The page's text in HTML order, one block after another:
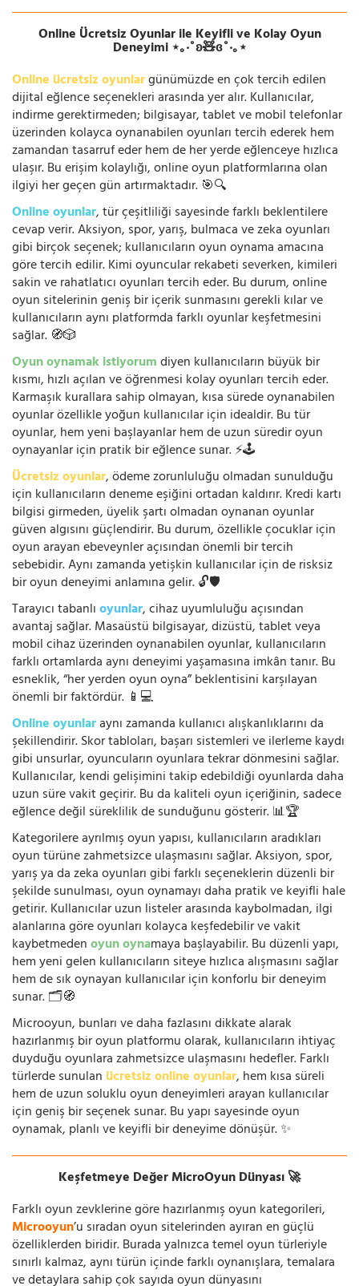
Online Ücretsiz Oyunlar ile Keyifli ve Kolay Oyun
Deneyimi ⋆｡‧˚ʚ🧸ɞ˚‧｡⋆
Online ücretsiz oyunlargünümüzde en çok tercih edilen
dijital eğlence seçenekleri arasında yer alır. Kullanıcılar,
indirme gerektirmeden; bilgisayar, tablet ve mobil telefonlar
üzerinden kolayca oynanabilen oyunları tercih ederek hem
zamandan tasarruf eder hem de her yerde eğlenceye hızlıca
ulaşır. Bu erişim kolaylığı, online oyun platformlarına olan
ilgiyi her geçen gün artırmaktadır. 🎯🔍
Online oyunlar, tür çeşitliliği sayesinde farklı beklentilere
cevap verir. Aksiyon, spor, yarış, bulmaca ve zeka oyunları
gibi birçok seçenek; kullanıcıların oyun oynama amacına
göre tercih edilir. Kimi oyuncular rekabeti severken, kimileri
sakin ve rahatlatıcı oyunları tercih eder. Bu durum, online
oyun sitelerinin geniş bir içerik sunmasını gerekli kılar ve
kullanıcıların aynı platformda farklı oyunlar keşfetmesini
sağlar. 🧭🎲
Oyun oynamak istiyorumdiyen kullanıcıların büyük bir
kısmı, hızlı açılan ve öğrenmesi kolay oyunları tercih eder.
Karmaşık kurallara sahip olmayan, kısa sürede oynanabilen
oyunlar özellikle yoğun kullanıcılar için idealdir. Bu tür
oyunlar, hem yeni başlayanlar hem de uzun süredir oyun
oynayanlar için pratik bir eğlence sunar. ⚡🕹️
Ücretsiz oyunlar, ödeme zorunluluğu olmadan sunulduğu
için kullanıcıların deneme eşiğini ortadan kaldırır. Kredi kartı
bilgisi girmeden, üyelik şartı olmadan oynanan oyunlar
güven algısını güçlendirir. Bu durum, özellikle çocuklar için
oyun arayan ebeveynler açısından önemli bir tercih
sebebidir. Aynı zamanda yetişkin kullanıcılar için de risksiz
bir oyun deneyimi anlamına gelir. 🔓🛡️
Tarayıcı tabanlıoyunlar, cihaz uyumluluğu açısından
avantaj sağlar. Masaüstü bilgisayar, dizüstü, tablet veya
mobil cihaz üzerinden oynanabilen oyunlar, kullanıcıların
farklı ortamlarda aynı deneyimi yaşamasına imkân tanır. Bu
esneklik, “her yerden oyun oyna” beklentisini karşılayan
önemli bir faktördür. 📱💻
Online oyunlaraynı zamanda kullanıcı alışkanlıklarını da
şekillendirir. Skor tabloları, başarı sistemleri ve ilerleme kaydı
gibi unsurlar, oyuncuların oyunlara tekrar dönmesini sağlar.
Kullanıcılar, kendi gelişimini takip edebildiği oyunlarda daha
uzun süre vakit geçirir. Bu da kaliteli oyun içeriğinin, sadece
eğlence değil süreklilik de sunduğunu gösterir. 📊🏆
Kategorilere ayrılmış oyun yapısı, kullanıcıların aradıkları
oyun türüne zahmetsizce ulaşmasını sağlar. Aksiyon, spor,
yarış ya da zeka oyunları gibi farklı seçeneklerin düzenli bir
şekilde sunulması, oyun oynamayı daha pratik ve keyifli hale
getirir. Kullanıcılar uzun listeler arasında kaybolmadan, ilgi
alanlarına göre oyunları kolayca keşfedebilir ve vakit
kaybetmedenoyun oynamaya başlayabilir. Bu düzenli yapı,
hem yeni gelen kullanıcıların siteye hızlıca alışmasını sağlar
hem de sık oynayan kullanıcılar için konforlu bir deneyim
sunar. 🗂️🧭
Microoyun, bunları ve daha fazlasını dikkate alarak
hazırlanmış bir oyun platformu olarak, kullanıcıların ihtiyaç
duyduğu oyunlara zahmetsizce ulaşmasını hedefler. Farklı
türlerde sunulan ücretsiz online oyunlar, hem kısa süreli
hem de uzun soluklu oyun deneyimleri arayan kullanıcılar
için geniş bir seçenek sunar. Bu yapı sayesinde oyun
oynamak, planlı ve keyifli bir deneyime dönüşür. ✨
Keşfetmeye Değer MicroOyun Dünyası 🚀
Farklı oyun zevklerine göre hazırlanmış oyun kategorileri,
Microoyun’u sıradan oyun sitelerinden ayıran en güçlü
özelliklerden biridir. Burada yalnızca temel oyun türleriyle
sınırlı kalmaz, aynı türün içinde farklı oynanışlara, temalara
ve detaylara sahip çok sayıda oyun dünyasını